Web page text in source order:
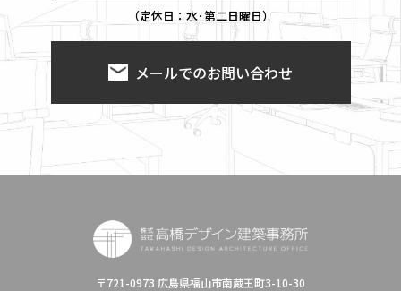
（定休日：水･第二日曜日）
メールでのお問い合わせ
〒721-0973 広島県福山市南蔵王町3-10-30